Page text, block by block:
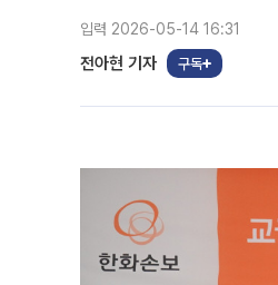
입력 2026-05-14 16:31
전아현 기자 구독